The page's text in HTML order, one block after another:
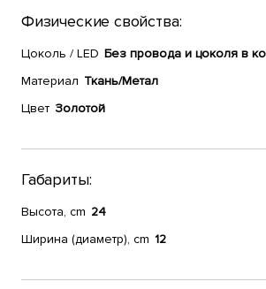
Физические свойства:
Цоколь / LED Без провода и цоколя в
Материал Ткань/Метал
Цвет Золотой
Габариты:
Высота, cm 24
Ширина (диаметр), cm 12